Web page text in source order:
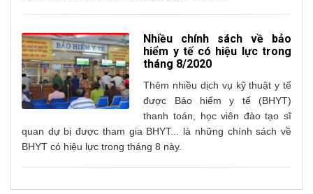
Nhiều chính sách về bảo
hiểm y tế có hiệu lực trong
tháng 8/2020
Thêm nhiều dịch vụ kỹ thuật y tế
được Bảo hiểm y tế (BHYT)
thanh toán, học viên đào tạo sĩ
quan dự bị được tham gia BHYT... là những chính sách về
BHYT có hiệu lực trong tháng 8 này.